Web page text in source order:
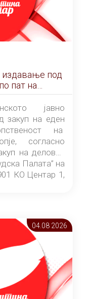
издавање под
пат на
јавно
закуп на еден
на
согласно
на деловен
Палата” на
КО Центар 1,
од 3
на
04.08 2026